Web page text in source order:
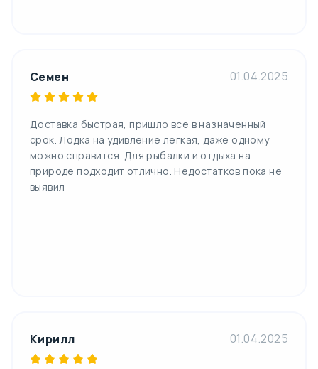
Семен 01.04.2025
Доставка быстрая, пришло все в назначенный
срок. Лодка на удивление легкая, даже одному
можно справится. Для рыбалки и отдыха на
природе подходит отлично. Недостатков пока не
выявил
Кирилл 01.04.2025